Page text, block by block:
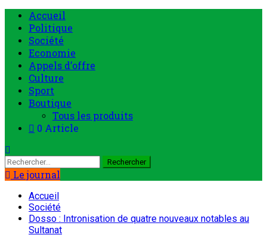
Accueil
Politique
Société
Economie
Appels d’offre
Culture
Sport
Boutique
Tous les produits
0 Article
Le journal
Accueil
Société
Dosso : Intronisation de quatre nouveaux notables au
Sultanat